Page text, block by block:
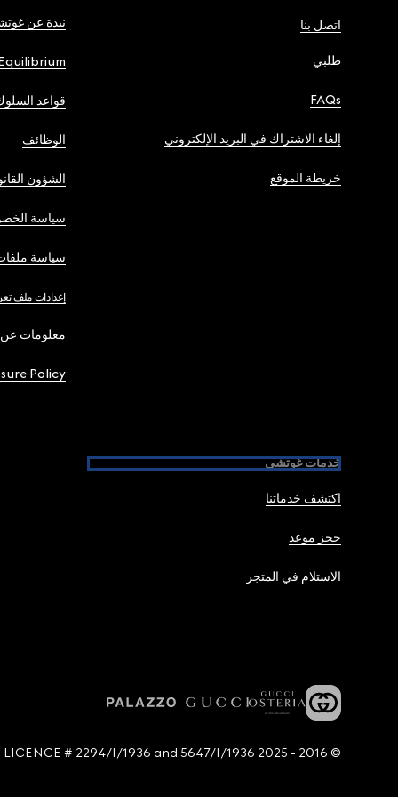
اتصل بنا
طلبي
FAQs
إلغاء الاشتراك في البريد الإلكتروني
خريطة الموقع
نبذة عن
قواعد
الوظائف
الشؤون
سياسة
سياسة
إعدادات ملف
معلومات
Policy
خدمات غوتشي
اكتشف خدماتنا
حجز موعد
الاستلام في المتجر
© 2016 - 2025 Guccio Gucci S.p.A. - All rights reserved. SIAE LICENCE # 2294/I/1936 and 5647/I/1936